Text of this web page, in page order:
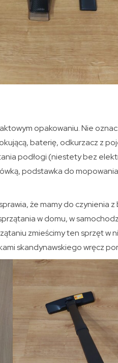
opakowaniu. Nie
baterię, odkurzacz z
podłogi (niestety bez
podstawka do
że mamy do czynienia
w domu, w
zmieścimy ten sprzęt w
skandynawskiego wręcz